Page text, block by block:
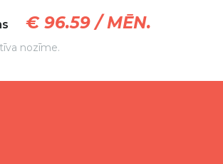
€ 96.59 / MĒN.
nozīme.